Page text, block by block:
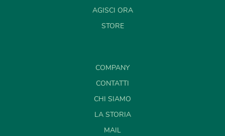
AGISCI ORA
STORE
COMPANY
CONTATTI
CHI SIAMO
LA STORIA
MAIL